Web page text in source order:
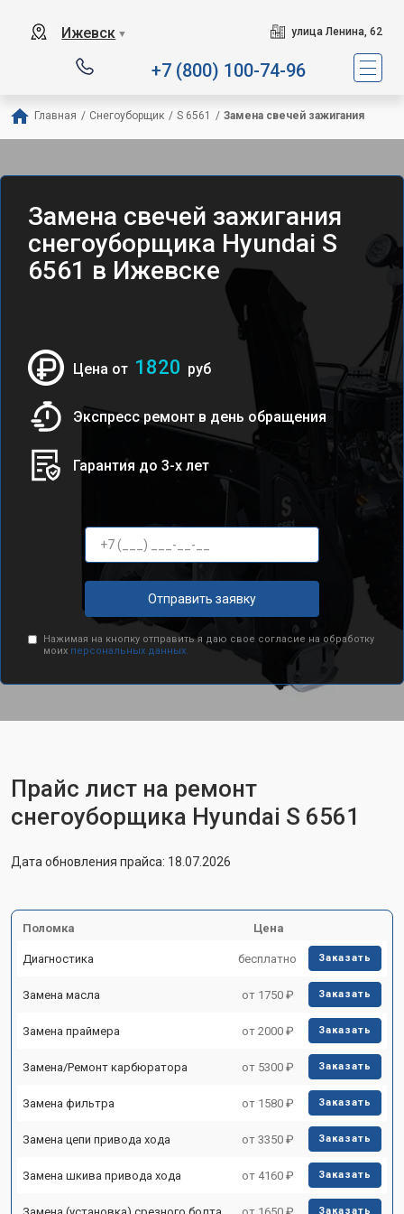
Ижевск ▼ улица Ленина, 62
+7 (800) 100-74-96
Главная / Снегоуборщик / S 6561 / Замена свечей зажигания
Замена свечей зажигания
снегоуборщика Hyundai S
6561 в Ижевске
Цена от 1820 руб
Экспресс ремонт в день обращения
Гарантия до 3-х лет
Отправить заявку
Нажимая на кнопку отправить я даю свое согласие на обработку
моих персональных данных.
Прайс лист на ремонт
снегоуборщика Hyundai S 6561
Дата обновления прайса: 18.07.2026
Поломка Цена
Диагностика бесплатно Заказать
Замена масла от 1750 ₽ Заказать
Замена праймера от 2000 ₽ Заказать
Замена/Pемонт карбюратора от 5300 ₽ Заказать
Замена фильтра от 1580 ₽ Заказать
Замена цепи привода хода от 3350 ₽ Заказать
Замена шкива привода хода от 4160 ₽ Заказать
Замена (установка) срезного болта от 1650 ₽ Заказать